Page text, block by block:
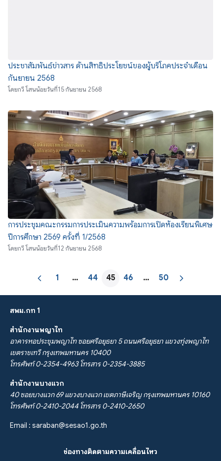
ประชาสัมพันธ์ข่าวสาร ด้านสิทธิประโยชน์ของผู้บริโภคประจำเดือน
กันยายน 2568
โดยกวี โสนน้อยวันที่15 กันยายน 2568
การประชุมคณะกรรมการประเมินความพร้อมการเปิดห้องเรียนพิเศษ
ปีการศึกษา 2569 ครั้งที่ 1/2568
โดยกวี โสนน้อยวันที่12 กันยายน 2568
1 … 44 45 46 … 50
สพม.กท 1
สำนักงานพญาไท
อาคารหอประชุมพญาไท ซอยศรีอยุธยา 5 ถนนศรีอยุธยา แขวงทุ่งพญาไท
เขตราชเทวี กรุงเทพมหานคร 10400
โทรศัพท์ 0-2354-4963 โทรสาร 0-2354-3885
สำนักงานบางแวก
40 ซอยบางแวก 69 แขวงบางแวก เขตภาษีเจริญ กรุงเทพมหานคร 10160
โทรศัพท์ 0-2410-2044 โทรสาร 0-2410-2650
Email : saraban@sesao1.go.th
ช่องทางติดตามความเคลื่อนไหว